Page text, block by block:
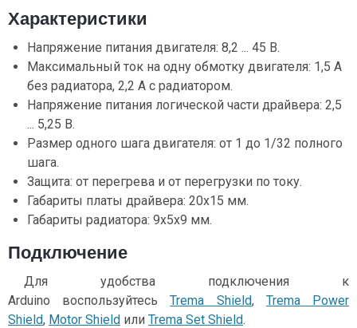
Характеристики
Напряжение питания двигателя: 8,2 ... 45 В.
Максимальный ток на одну обмотку двигателя: 1,5 А
без радиатора, 2,2 А с радиатором.
Напряжение питания логической части драйвера: 2,5
... 5,25 В.
Размер одного шага двигателя: от 1 до 1/32 полного
шага.
Защита: от перегрева и от перегрузки по току.
Габариты платы драйвера: 20x15 мм.
Габариты радиатора: 9x5x9 мм.
Подключение
Для удобства подключения к
Arduino воспользуйтесьTrema Shield, Trema Power
Shield, Motor Shield или Trema Set Shield.